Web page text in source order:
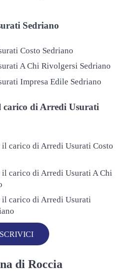
Sedriano
Costo Sedriano
A Chi Rivolgersi Sedriano
Impresa Edile Sedriano
carico di Arredi Usurati
il carico di Arredi Usurati Costo
il carico di Arredi Usurati A Chi
il carico di Arredi Usurati
SCRIVICI
di Roccia